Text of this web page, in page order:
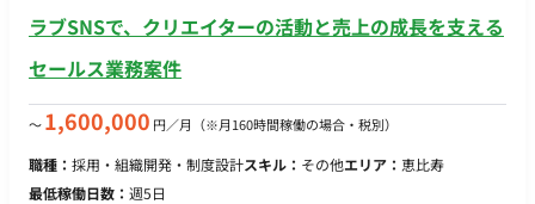
ラブSNSで、クリエイターの活動と売上の成長を支える
セールス業務案件
〜1,600,000 円／月 （※月160時間稼働の場合・税別）
職種： 採用・組織開発・制度設計スキル： その他エリア： 恵比寿
最低稼働日数： 週5日